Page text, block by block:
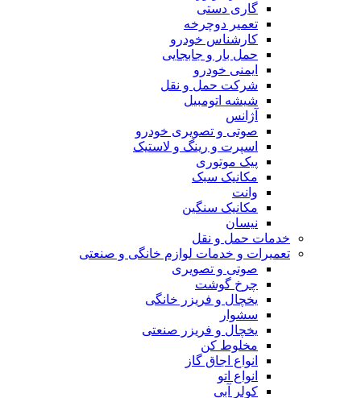
گاری دستی
تعمیر دوچرخه
کارشناس خودرو
حمل بار و جابجایی
ایمنی خودرو
شرکت حمل و نقل
شیشه اتومبیل
آژانس
صوتی و تصویری خودرو
اسپرت و رینگ و لاستیک
پیک موتوری
مکانیک سبک
وانت
مکانیک سنگین
نیسان
خدمات حمل و نقل
تعمیرات و خدمات لوازم خانگی و صنعتی
صوتی و تصویری
چرخ گوشت
یخچال و فریزر خانگی
سشوار
یخچال و فریزر صنعتی
مخلوط کن
انواع اجاق گاز
انواع اتو
کولر آبی